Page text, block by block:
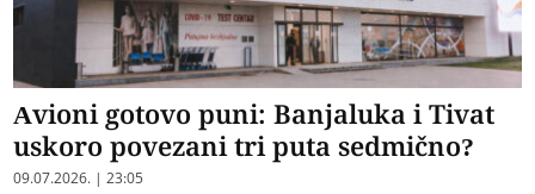
Avioni gotovo puni: Banjaluka i Tivat
uskoro povezani tri puta sedmično?
09.07.2026. | 23:05